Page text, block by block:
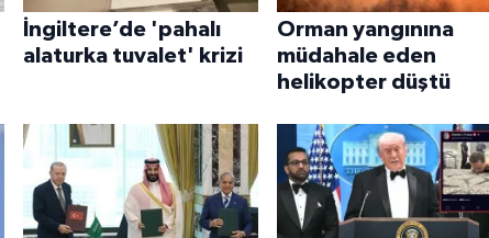
İngiltere’de 'pahalı
alaturka tuvalet' krizi
Orman yangınına
müdahale eden
helikopter düştü